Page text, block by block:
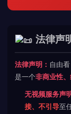
法律声
法律声明： 自由
是一个非商业性
无视频服务声
接、不引导至